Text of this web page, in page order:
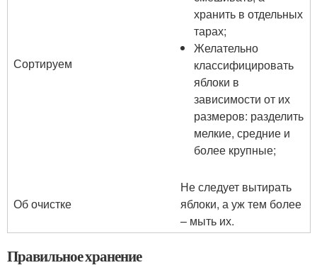
Сортируем
хранить в отдельных
тарах;
Желательно
классифицировать
яблоки в
зависимости от их
размеров: разделить
мелкие, средние и
более крупные;
Об очистке
Не следует вытирать
яблоки, а уж тем более
– мыть их.
Правильное хранение